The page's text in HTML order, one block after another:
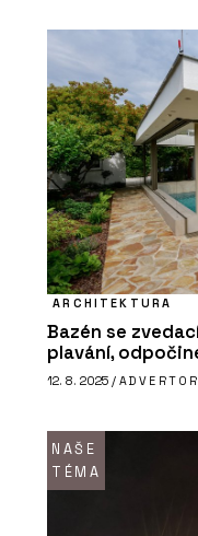
ARCHITEKTURA
Bazén se
plavání,
12. 8. 2025 /
NAŠE
TÉMA